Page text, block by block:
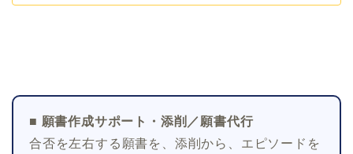
■ 願書作成サポート・添削／願書代行
合否を左右する願書を、添削から、エピソードを